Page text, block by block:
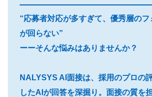
“応募者対応が多すぎて、優秀層の
が回らない”
ーーそんな悩みはありませんか？
NALYSYS AI面接は、採用のプロの
したAIが回答を深掘り。面接の質を